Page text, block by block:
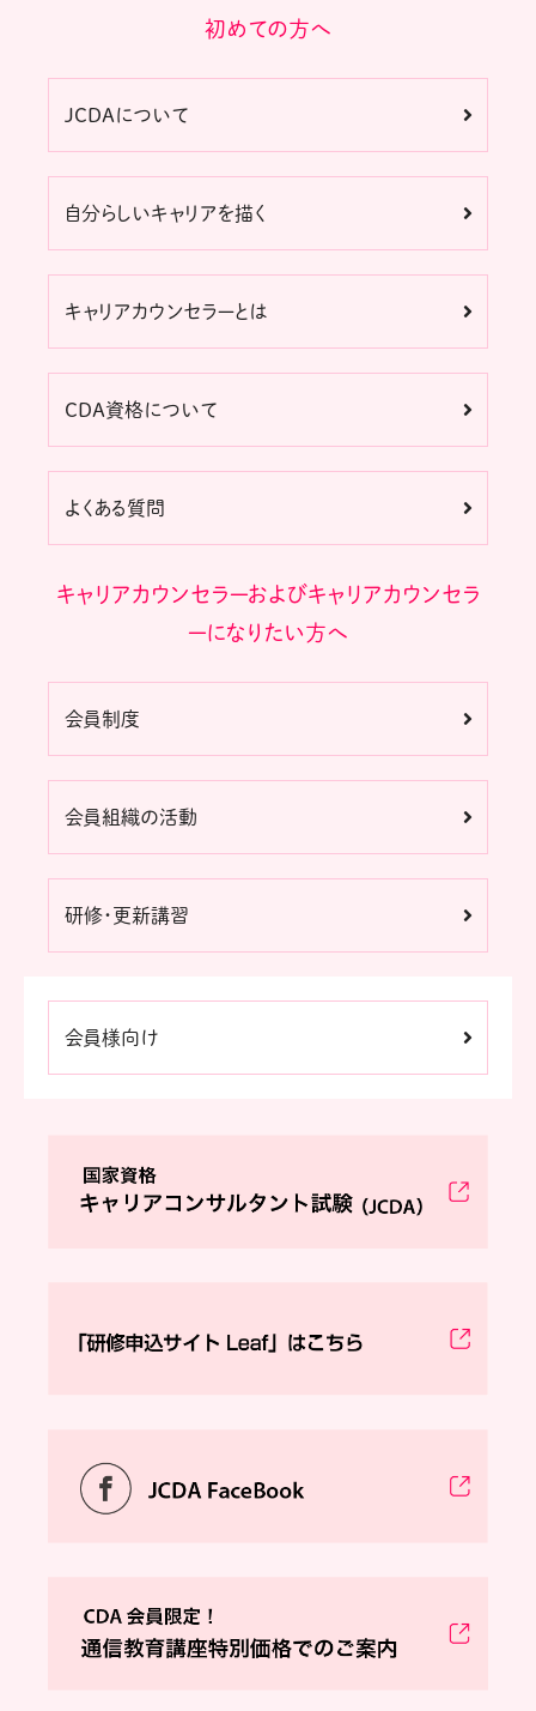
初めての方へ
JCDAについて
自分らしいキャリアを描く
キャリアカウンセラーとは
CDA資格について
よくある質問
キャリアカウンセラーおよびキャリアカウンセラ
ーになりたい方へ
会員制度
会員組織の活動
研修・更新講習
会員様向け